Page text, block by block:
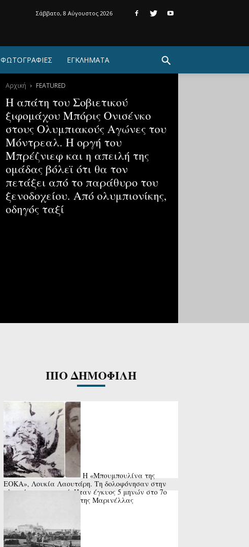
Σάββατο, 8 Αύγουστος 2026
ΦΩΤΟΓΡΑΦΙΕΣ ΕΓΚΛΗΜΑΤΑ
Αρχική FEATURED
Η απάτη του Σοβιετικού
ξιφομάχου Μπόρις Ονισένκο
στους Ολυμπιακούς Αγώνες του
Μόντρεαλ. Η οργή του
Μπρέζνιεφ και η απειλή της
ομάδας βόλεϊ ότι θα τον
πετάξει από το παράθυρο του
ξενοδοχείου. Από ολυμπιονίκης,
οδηγός ταξί
ΠΙΟ ΔΗΜΟΦΙΛΗ
Η «Μπουμπουλίνα της
ΕΟΚΑ», Λουκία Λαουτάρη. Τη δολοφόνησαν στην
πλατεία του χωριού. Ήταν έγκυος 5 μηνών στο 7ο
παιδί της. Το τραγούδι της Μαρινέλλας